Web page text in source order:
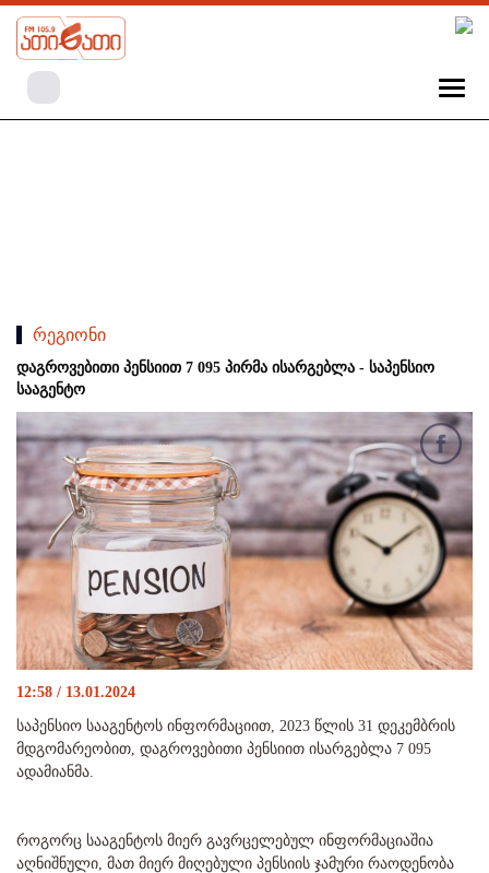
რეგიონი
დაგროვებითი პენსიით 7 095 პირმა ისარგებლა - საპენსიო
სააგენტო
12:58 / 13.01.2024
საპენსიო სააგენტოს ინფორმაციით, 2023 წლის 31 დეკემბრის
მდგომარეობით, დაგროვებითი პენსიით ისარგებლა 7 095
ადამიანმა.
როგორც სააგენტოს მიერ გავრცელებულ ინფორმაციაშია
აღნიშნული, მათ მიერ მიღებული პენსიის ჯამური რაოდენობა